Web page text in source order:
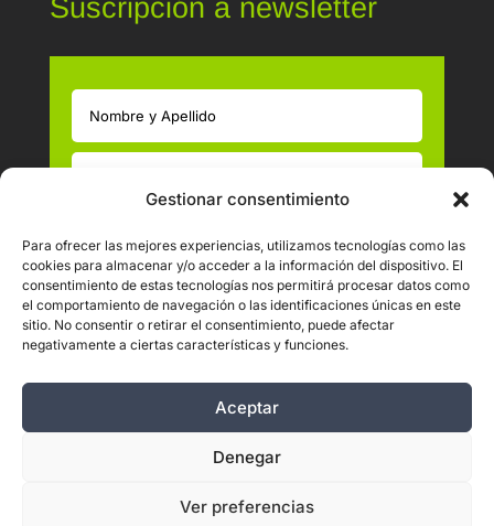
Gestionar consentimiento
Para ofrecer las mejores experiencias, utilizamos tecnologías como las
cookies para almacenar y/o acceder a la información del dispositivo. El
consentimiento de estas tecnologías nos permitirá procesar datos como
el comportamiento de navegación o las identificaciones únicas en este
sitio. No consentir o retirar el consentimiento, puede afectar
negativamente a ciertas características y funciones.
Aceptar
Denegar
Ver preferencias
Suscripción a newsletter
He leído y acepto las Políticas de Privacidad
4 + 7=
© 2026 Clinisalud. Podología, Biomecánica y Cirugía